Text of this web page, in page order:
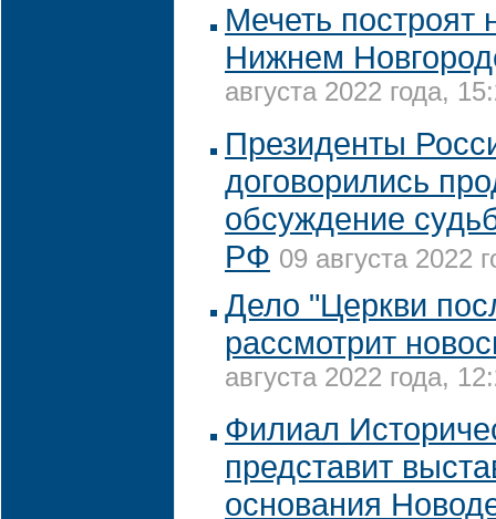
Мечеть построят
Нижнем
августа 2022 года,
Президенты
договорились
обсуждение
РФ 09 августа 2022
Дело "Церкви
рассмотрит
августа 2022 года,
Филиал
представит
основания